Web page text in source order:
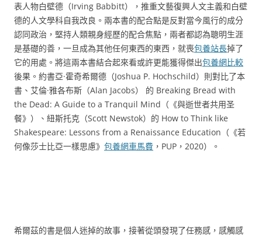
表人物白壁德（Irving Babbitt），推重文藝復興人文主義和白壁
德的人文學科自我改良。兩本書的配合點是反對當今風行的成分
認同政治，堅持人類親身經歷的配合焦點，兩者都認為聰明生涯
是基礎的善，一旦成為其他任何東西的東西，就喪包養站長掉了
它的用處。將這兩本書結合起來看或許更能獲得傑出包養網比較
後果。約書亞·霍奇希爾德（Joshua P. Hochschild）則對比了本
書、艾倫·雅各布斯（Alan Jacobs） 的 Breaking Bread with
the Dead: A Guide to a Tranquil Mind（《與逝世者共用圣
餐》）、紐斯托克（Scott Newstok）的 How to Think like
Shakespeare: Lessons from a Renaissance Education（《若
何像莎士比亞一樣思慮》 包養網車馬費 ，PUP，2020）。
希爾茲的書是個人迷掉的故事，接著從頭發現了任務感，感觸感